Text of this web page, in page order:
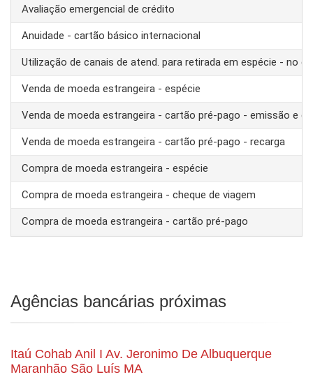
Avaliação emergencial de crédito
Anuidade - cartão básico internacional
Utilização de canais de atend. para retirada em espécie - no
Venda de moeda estrangeira - espécie
Venda de moeda estrangeira - cartão pré-pago - emissão e
Venda de moeda estrangeira - cartão pré-pago - recarga
Compra de moeda estrangeira - espécie
Compra de moeda estrangeira - cheque de viagem
Compra de moeda estrangeira - cartão pré-pago
Agências bancárias próximas
Itaú Cohab Anil I Av. Jeronimo De Albuquerque
Maranhão São Luís MA